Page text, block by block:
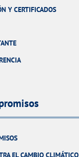
Y CERTIFICADOS